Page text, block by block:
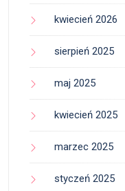
kwiecień 2026
sierpień 2025
maj 2025
kwiecień 2025
marzec 2025
styczeń 2025